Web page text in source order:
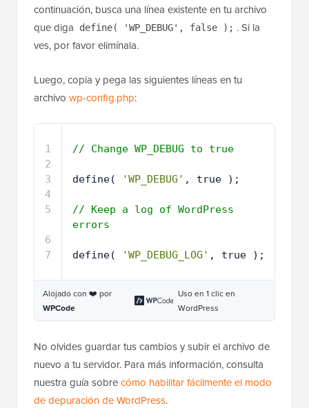
continuación, busca una línea existente en tu archivo
que diga
define( 'WP_DEBUG', false ); . Si la
ves, por favor elimínala.
Luego, copia y pega las siguientes líneas en tu
archivo wp-config.php:
1
2
3
4
5
6
7
// Change WP_DEBUG to true
define( 'WP_DEBUG' , true );
// Keep a log of WordPress
errors
define( 'WP_DEBUG_LOG' , true );
Alojado con ❤️ por
WPCode
Uso en 1 clic en
WordPress
No olvides guardar tus cambios y subir el archivo de
nuevo a tu servidor. Para más información, consulta
nuestra guía sobrecómo habilitar fácilmente el modo
de depuración de WordPress.